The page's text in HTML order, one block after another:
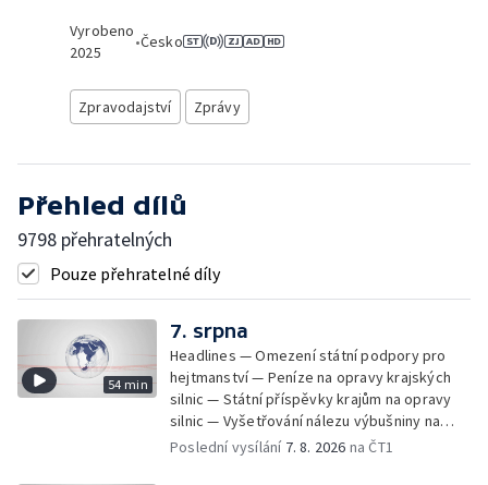
Vyrobeno
2025
•Česko
Zpravodajství Zprávy
Přehled dílů
9798 přehratelných
Pouze přehratelné díly
54 min
7. srpna
Headlines — Omezení státní podpory pro
hejtmanství — Peníze na opravy krajských
silnic — Státní příspěvky krajům na opravy
silnic — Vyšetřování nálezu výbušniny na
letišti v Lipsku — Pasové kontroly spojů mezi
Poslední vysílání 7. 8. 2026 na ČT1